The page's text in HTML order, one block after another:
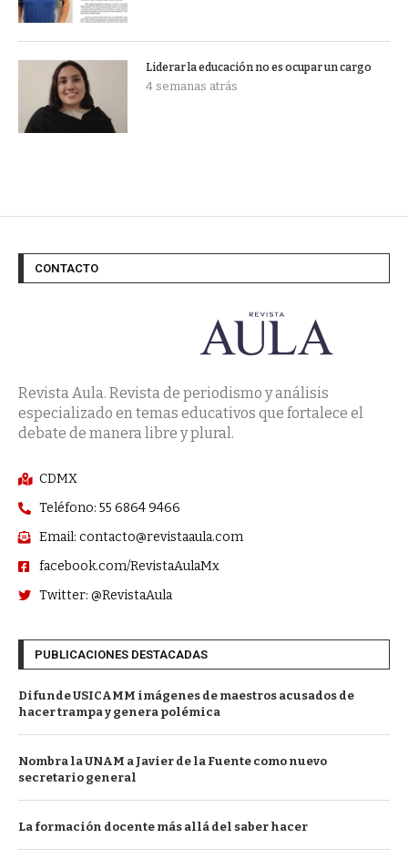
Liderar la educación no es ocupar un cargo
4 semanas atrás
CONTACTO
Revista Aula. Revista de periodismo y análisis
especializado en temas educativos que fortalece el
debate de manera libre y plural.
CDMX
Teléfono: 55 6864 9466
Email: contacto@revistaaula.com
facebook.com/RevistaAulaMx
Twitter: @RevistaAula
PUBLICACIONES DESTACADAS
Difunde USICAMM imágenes de maestros acusados de
hacer trampa y genera polémica
Nombra la UNAM a Javier de la Fuente como nuevo
secretario general
La formación docente más allá del saber hacer